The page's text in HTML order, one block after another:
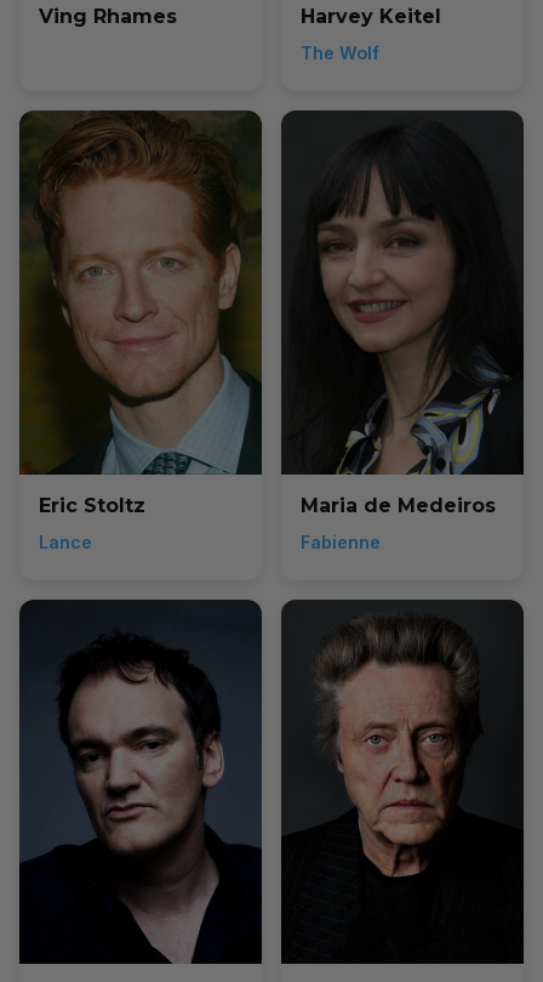
Ving Rhames Harvey Keitel
The Wolf
Eric Stoltz
Lance
Maria de Medeiros
Fabienne